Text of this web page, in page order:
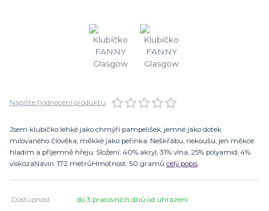
Napište hodnocení produktu
Jsem klubíčko lehké jako chmýří pampelišek, jemné jako dotek
milovaného člověka, měkké jako peřinka. Neškřábu, nekoušu, jen měkce
hladím a příjemně hřeju. Složení: 40% akryl, 31% vlna, 25% polyamid, 4%
viskózaNávin: 172 metrůHmotnost: 50 gramů celý popis
Dostupnost do 3 pracovních dnů od uhrazení